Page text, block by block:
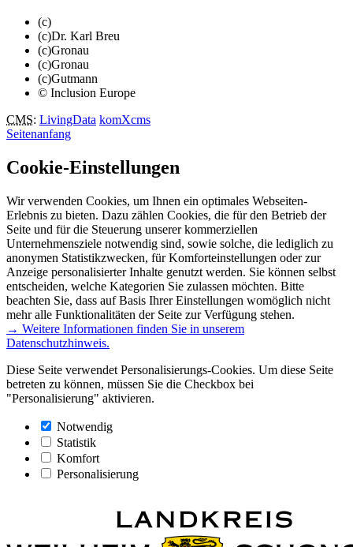
(c)
(c)Dr. Karl Breu
(c)Gronau
(c)Gronau
(c)Gutmann
© Inclusion Europe
CMS: LivingData komXcms
Seitenanfang
Cookie-Einstellungen
Wir verwenden Cookies, um Ihnen ein optimales Webseiten-
Erlebnis zu bieten. Dazu zählen Cookies, die für den Betrieb der
Seite und für die Steuerung unserer kommerziellen
Unternehmensziele notwendig sind, sowie solche, die lediglich zu
anonymen Statistikzwecken, für Komforteinstellungen oder zur
Anzeige personalisierter Inhalte genutzt werden. Sie können selbst
entscheiden, welche Kategorien Sie zulassen möchten. Bitte
beachten Sie, dass auf Basis Ihrer Einstellungen womöglich nicht
mehr alle Funktionalitäten der Seite zur Verfügung stehen.
→ Weitere Informationen finden Sie in unserem
Datenschutzhinweis.
Diese Seite verwendet Personalisierungs-Cookies. Um diese Seite
betreten zu können, müssen Sie die Checkbox bei
"Personalisierung" aktivieren.
Notwendig
Statistik
Komfort
Personalisierung